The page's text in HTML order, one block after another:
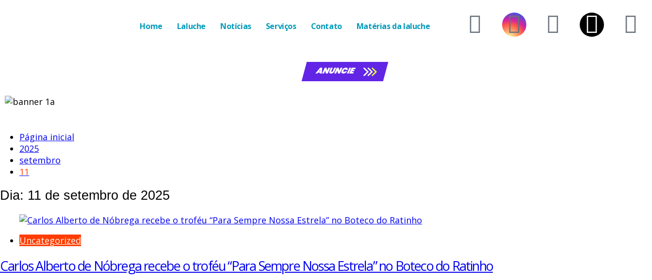
Home Laluche Notícias Serviços Contato Matérias da laluche
ANUNCIE
Página inicial
2025
setembro
11
Dia: 11 de setembro de 2025
Uncategorized
Carlos Alberto de Nóbrega recebe o troféu “Para Sempre Nossa Estrela” no Boteco do Ratinho